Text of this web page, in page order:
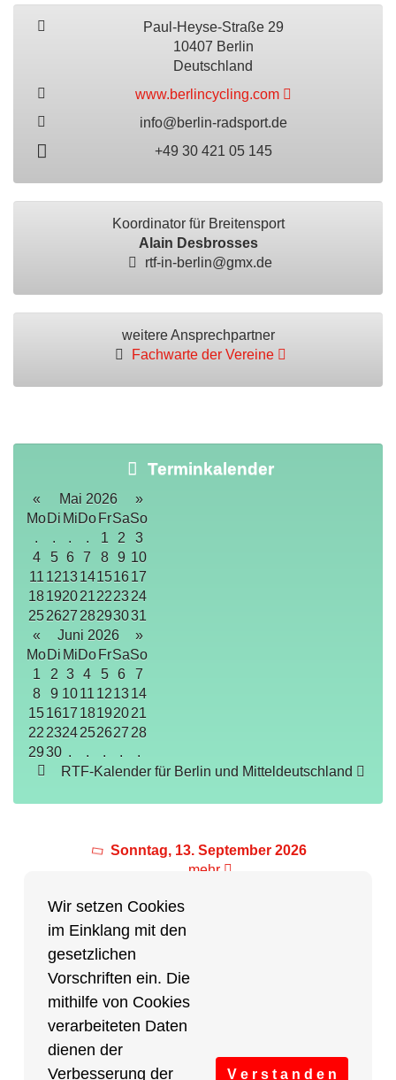
Wir setzen Cookies
im Einklang mit den
gesetzlichen
Vorschriften ein. Die
mithilfe von Cookies
verarbeiteten Daten
dienen der
Verbesserung der
V e r s t a n d e n
Paul-Heyse-Straße 29
10407 Berlin
Deutschland
www.berlincycling.com
info@berlin-radsport.de
+49 30 421 05 145
Koordinator für Breitensport
Alain Desbrosses
rtf-in-berlin@gmx.de
weitere Ansprechpartner
Fachwarte der Vereine
Terminkalender
« Mai 2026
»
MoDi MiDo FrSaSo
.
. . . 1 2
3
4
5 6 7 8 9 10
11 121314151617
18192021222324
252627 28293031
«
Juni 2026
»
MoDi MiDo FrSaSo
1
2 3 4 5 6
7
8
9 1011 121314
151617 18192021
22 2324252627 28
2930 . . . .
.
RTF-Kalender für Berlin und Mitteldeutschland
Sonntag, 13. September 2026
mehr
Partner des Breitensports
Partner von BRV-Breitensport.de